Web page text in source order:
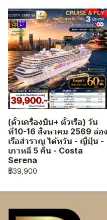
(ตั๋วเครื่องบิน+ ตั๋วเรือ) วัน
ที่10-16 สิงหาคม 2569 ล่อง
เรือสำราญ ไต้หวัน - ญี่ปุ่น -
เกาหลี 5 คืน - Costa
Serena
฿39,900